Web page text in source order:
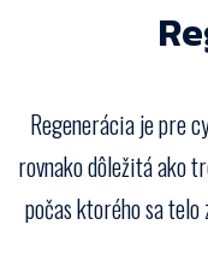
Regenerácia je pre
rovnako dôležitá ako
počas ktorého sa telo